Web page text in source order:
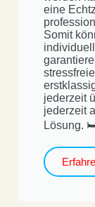
eine
Somit
jederzeit
jederzeit
Lösung.